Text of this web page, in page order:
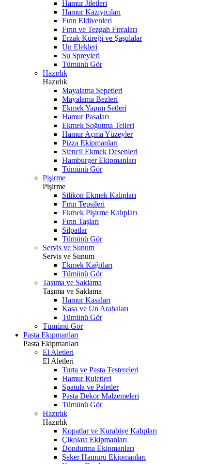
Hamur Jiletleri
Hamur Kazıyıcıları
Fırın Eldivenleri
Fırın ve Tezgah Fırçaları
Erzak Küreği ve Şaşulalar
Un Elekleri
Su Spreyleri
Tümünü Gör
Hazırlık
Hazırlık
Mayalama Sepetleri
Mayalama Bezleri
Ekmek Yapım Setleri
Hamur Pasaları
Ekmek Soğutma Telleri
Hamur Açma Yüzeyler
Pizza Ekipmanları
Stencil Ekmek Desenleri
Hamburger Ekipmanları
Tümünü Gör
Pişirme
Pişirme
Silikon Ekmek Kalıpları
Fırın Tepsileri
Ekmek Pişirme Kalıpları
Fırın Taşları
Silpatlar
Tümünü Gör
Servis ve Sunum
Servis ve Sunum
Ekmek Kağıtları
Tümünü Gör
Taşıma ve Saklama
Taşıma ve Saklama
Hamur Kasaları
Kasa ve Un Arabaları
Tümünü Gör
Tümünü Gör
Pasta Ekipmanları
Pasta Ekipmanları
El Aletleri
El Aletleri
Turta ve Pasta Testereleri
Hamur Ruletleri
Spatula ve Paletler
Pasta Dekor Malzemeleri
Tümünü Gör
Hazırlık
Hazırlık
Kopatlar ve Kurabiye Kalıpları
Çikolata Ekipmanları
Dondurma Ekipmanları
Şeker Hamuru Ekipmanları